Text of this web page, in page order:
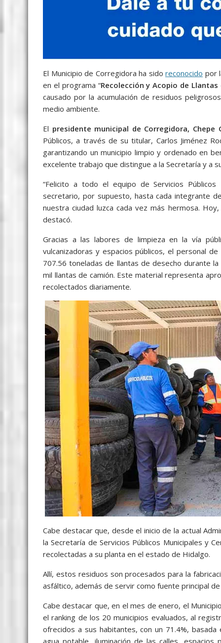
El Municipio de Corregidora ha sidoreconocido por
en el programa “Recolección y Acopio de Llantas
causado por la acumulación de residuos
medio ambiente.
El presidente municipal de Corregidora, Chepe
Públicos, a través de su titular, Carlos Jiménez
garantizando un municipio limpio y ordenado en
excelente trabajo que distingue a la Secretaría y a
“Felicito a todo el equipo de Servicios
secretario, por supuesto, hasta cada integrante
nuestra ciudad luzca cada vez más hermosa.
destacó.
Gracias a las labores de limpieza en la vía
vulcanizadoras y espacios públicos, el personal
707.56 toneladas de llantas de desecho durante
mil llantas de camión. Este material representa
recolectados diariamente.
Cabe destacar que, desde el inicio de la actual
la Secretaría de Servicios Públicos Municipales y
recolectadas a su planta en el estado de Hidalgo.
Allí, estos residuos son procesados para la
asfáltico, además de servir como fuente principal
Cabe destacar que, en el mes de enero, el
el ranking de los 20 municipios evaluados, al
ofrecidos a sus habitantes, con un 71.4%,
agua potable, iluminación de las calles,